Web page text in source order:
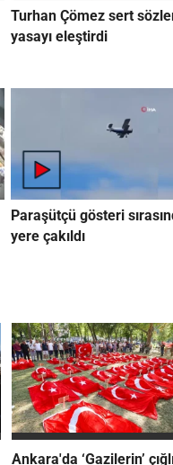
Turhan Çömez sert
yasayı eleştirdi
Paraşütçü gösteri
yere çakıldı
Ankara'da ‘Gazilerin’